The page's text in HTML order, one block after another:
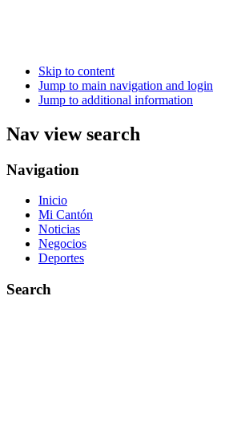
Skip to content
Jump to main navigation and login
Jump to additional information
Nav view search
Navigation
Inicio
Mi Cantón
Noticias
Negocios
Deportes
Search